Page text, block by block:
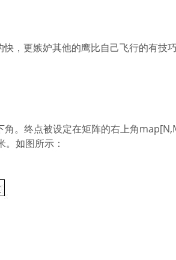
，更嫉妒其他的鹰比自己飞行的有技
。终点被设定在矩阵的右上角
如图所示：